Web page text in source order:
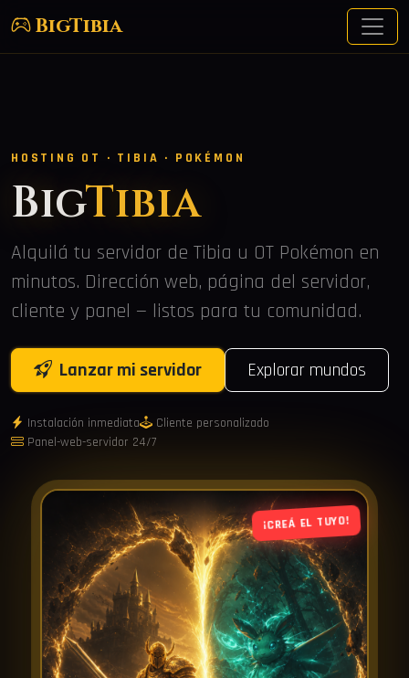
BigTibia
HOSTING OT · TIBIA · POKÉMON
BigTibia
Alquilá tu servidor de Tibia u OT Pokémon en
minutos. Dirección web, página del servidor,
cliente y panel — listos para tu comunidad.
Lanzar mi servidor Explorar mundos
Instalación inmediata
Cliente personalizado
Panel-web-servidor 24/7
¡CREÁ EL TUYO!